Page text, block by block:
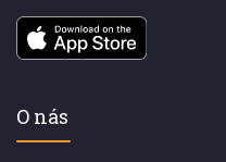
O nás